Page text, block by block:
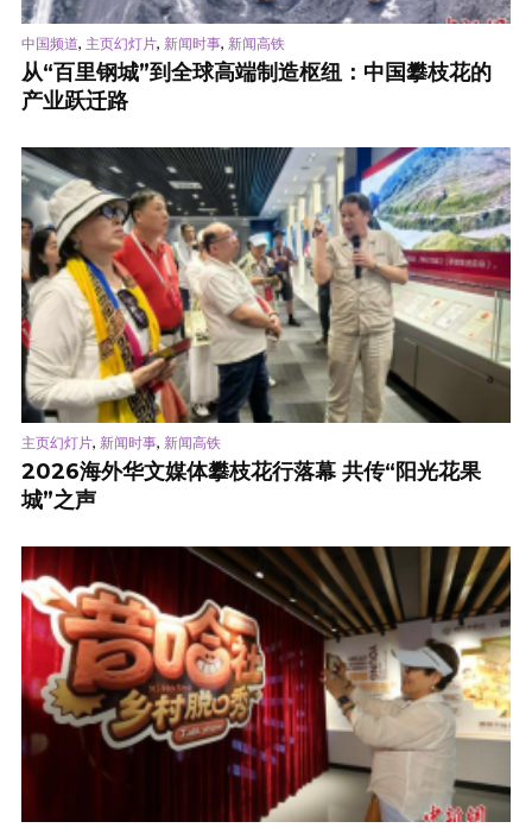
中国频道, 主页幻灯片, 新闻时事, 新闻高铁
从“百里钢城”到全球高端制造枢纽：中国攀枝花的
产业跃迁路
主页幻灯片, 新闻时事, 新闻高铁
2026海外华文媒体攀枝花行落幕 共传“阳光花果
城”之声